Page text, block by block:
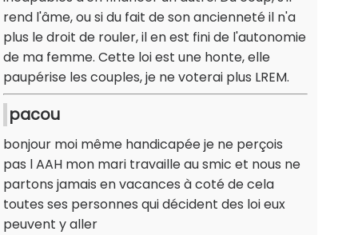
rend l'âme, ou si du fait de son ancienneté il n'a
plus le droit de rouler, il en est fini de l'autonomie
de ma femme. Cette loi est une honte, elle
paupérise les couples, je ne voterai plus LREM.
pacou
bonjour moi même handicapée je ne perçois
pas l AAH mon mari travaille au smic et nous ne
partons jamais en vacances à coté de cela
toutes ses personnes qui décident des loi eux
peuvent y aller